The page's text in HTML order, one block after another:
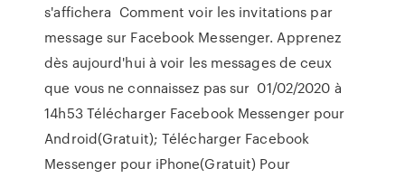
s'affichera Comment voir les invitations par
message sur Facebook Messenger. Apprenez
dès aujourd'hui à voir les messages de ceux
que vous ne connaissez pas sur 01/02/2020 à
14h53 Télécharger Facebook Messenger pour
Android(Gratuit); Télécharger Facebook
Messenger pour iPhone(Gratuit) Pour